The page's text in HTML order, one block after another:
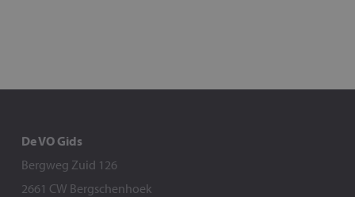
De VO Gids
Bergweg Zuid 126
2661 CW Bergschenhoek